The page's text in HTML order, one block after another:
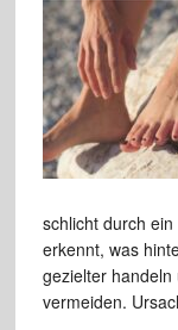
schlicht durch
erkennt, was
gezielter
vermeiden.